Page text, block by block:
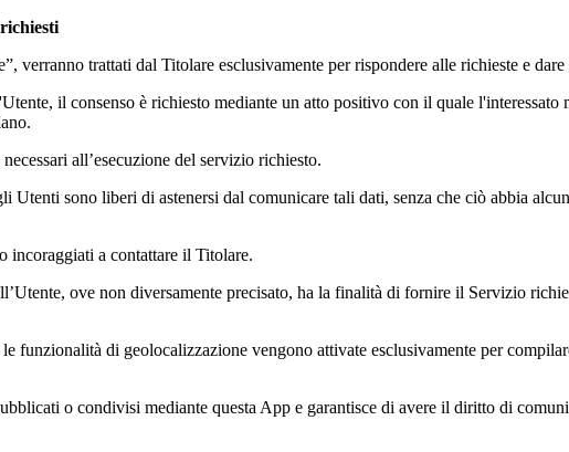
trattati dal Titolare esclusivamente per rispondere alle richieste e
il consenso è richiesto mediante un atto positivo con il quale
all’esecuzione del servizio richiesto.
sono liberi di astenersi dal comunicare tali dati, senza che ciò abbia
incoraggiati a contattare il Titolare.
ove non diversamente precisato, ha la finalità di fornire il Servizio
funzionalità di geolocalizzazione vengono attivate esclusivamente per
o condivisi mediante questa App e garantisce di avere il diritto di